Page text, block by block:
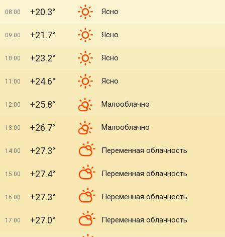
08:00 +20.3° Ясно
09:00 +21.7° Ясно
10:00 +23.2° Ясно
11:00 +24.6° Ясно
12:00 +25.8° Малооблачно
13:00 +26.7° Малооблачно
14:00 +27.3° Переменная облачность
15:00 +27.4° Переменная облачность
16:00 +27.3° Переменная облачность
17:00 +27.0° Переменная облачность